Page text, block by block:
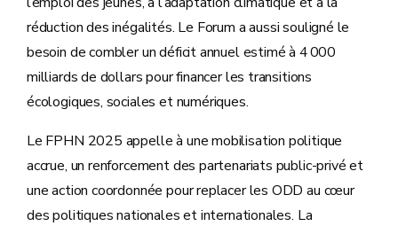
réduction des inégalités. Le Forum a aussi souligné le
besoin de combler un déficit annuel estimé à 4 000
milliards de dollars pour financer les transitions
écologiques, sociales et numériques.
Le FPHN 2025 appelle à une mobilisation politique
accrue, un renforcement des partenariats public-privé et
une action coordonnée pour replacer les ODD au cœur
des politiques nationales et internationales. La